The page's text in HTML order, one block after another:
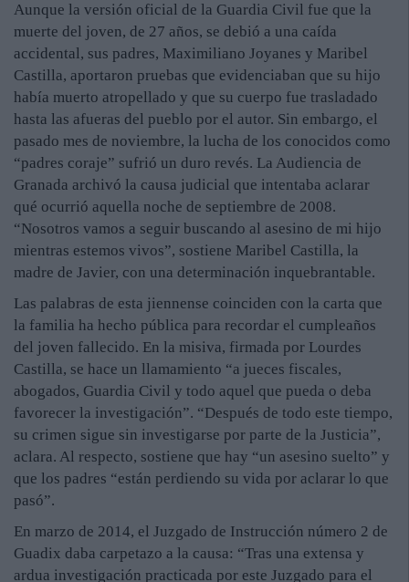
Aunque la versión oficial de la Guardia Civil fue que la
muerte del joven, de 27 años, se debió a una caída
accidental, sus padres, Maximiliano Joyanes y Maribel
Castilla, aportaron pruebas que evidenciaban que su hijo
había muerto atropellado y que su cuerpo fue trasladado
hasta las afueras del pueblo por el autor. Sin embargo, el
pasado mes de noviembre, la lucha de los conocidos como
“padres coraje” sufrió un duro revés. La Audiencia de
Granada archivó la causa judicial que intentaba aclarar
qué ocurrió aquella noche de septiembre de 2008.
“Nosotros vamos a seguir buscando al asesino de mi hijo
mientras estemos vivos”, sostiene Maribel Castilla, la
madre de Javier, con una determinación inquebrantable.
Las palabras de esta jiennense coinciden con la carta que
la familia ha hecho pública para recordar el cumpleaños
del joven fallecido. En la misiva, firmada por Lourdes
Castilla, se hace un llamamiento “a jueces fiscales,
abogados, Guardia Civil y todo aquel que pueda o deba
favorecer la investigación”. “Después de todo este tiempo,
su crimen sigue sin investigarse por parte de la Justicia”,
aclara. Al respecto, sostiene que hay “un asesino suelto” y
que los padres “están perdiendo su vida por aclarar lo que
pasó”.
En marzo de 2014, el Juzgado de Instrucción número 2 de
Guadix daba carpetazo a la causa: “Tras una extensa y
ardua investigación practicada por este Juzgado para el